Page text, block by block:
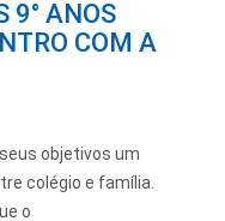
9° ANOS
COM A
objetivos um
colégio e família.
o